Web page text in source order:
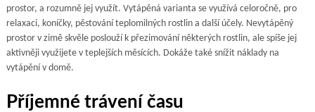
prostor, a rozumně jej využít. Vytápěná varianta se využívá celoročně, pro
relaxaci, koníčky, pěstování teplomilných rostlin a další účely. Nevytápěný
prostor v zimě skvěle poslouží k přezimování některých rostlin, ale spíše jej
aktivněji využijete v teplejších měsících. Dokáže také snížit náklady na
vytápění v domě.
Příjemné trávení času